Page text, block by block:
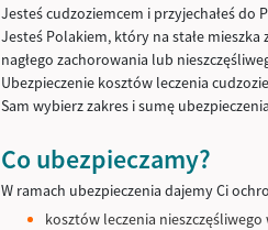
Jesteś cudzoziemcem i przyjechałeś
Jesteś Polakiem, który na stałe
nagłego zachorowania lub
Ubezpieczenie kosztów leczenia
Sam wybierz zakres i sumę
Co ubezpieczamy?
W ramach ubezpieczenia dajemy Ci
kosztów leczenia